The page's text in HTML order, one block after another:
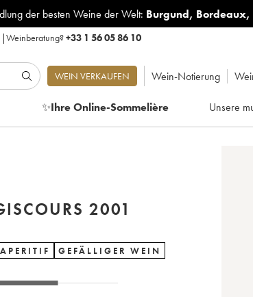
der besten Weine der Welt: Burgund, Bordeaux,
Weinberatung?+33 1 56 05 86 10
WEIN VERKAUFEN Wein-Notierung
✨Ihre Online-Sommelière Unsere
LA SIRÈNE DE GISCOURS 2001
APERITIF GEFÄLLIGER WEIN